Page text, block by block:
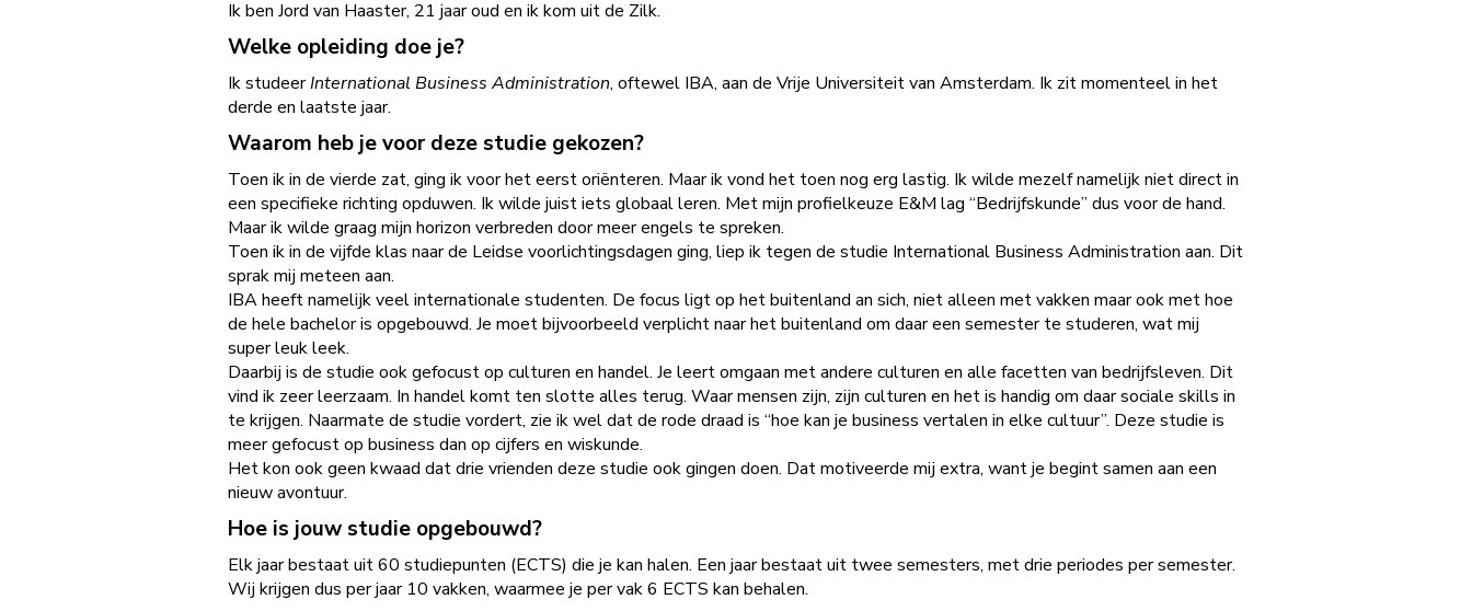
Ik ben Jord van Haaster, 21 jaar oud en ik kom uit de Zilk.
Welke opleiding doe je?
Ik studeerInternational Business Administration, oftewel IBA, aan de Vrije Universiteit van Amsterdam. Ik zit momenteel in het
derde en laatste jaar.
Waarom heb je voor deze studie gekozen?
Toen ik in de vierde zat, ging ik voor het eerst oriënteren. Maar ik vond het toen nog erg lastig. Ik wilde mezelf namelijk niet direct in
een specifieke richting opduwen. Ik wilde juist iets globaal leren. Met mijn profielkeuze E&M lag “Bedrijfskunde” dus voor de hand.
Maar ik wilde graag mijn horizon verbreden door meer engels te spreken.
Toen ik in de vijfde klas naar de Leidse voorlichtingsdagen ging, liep ik tegen de studie International Business Administration aan. Dit
sprak mij meteen aan.
IBA heeft namelijk veel internationale studenten. De focus ligt op het buitenland an sich, niet alleen met vakken maar ook met hoe
de hele bachelor is opgebouwd. Je moet bijvoorbeeld verplicht naar het buitenland om daar een semester te studeren, wat mij
super leuk leek.
Daarbij is de studie ook gefocust op culturen en handel. Je leert omgaan met andere culturen en alle facetten van bedrijfsleven. Dit
vind ik zeer leerzaam. In handel komt ten slotte alles terug. Waar mensen zijn, zijn culturen en het is handig om daar sociale skills in
te krijgen. Naarmate de studie vordert, zie ik wel dat de rode draad is “hoe kan je business vertalen in elke cultuur”. Deze studie is
meer gefocust op business dan op cijfers en wiskunde.
Het kon ook geen kwaad dat drie vrienden deze studie ook gingen doen. Dat motiveerde mij extra, want je begint samen aan een
nieuw avontuur.
Hoe is jouw studie opgebouwd?
Elk jaar bestaat uit 60 studiepunten (ECTS) die je kan halen. Een jaar bestaat uit twee semesters, met drie periodes per semester.
Wij krijgen dus per jaar 10 vakken, waarmee je per vak 6 ECTS kan behalen.